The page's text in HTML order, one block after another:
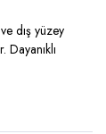
dış yüzey